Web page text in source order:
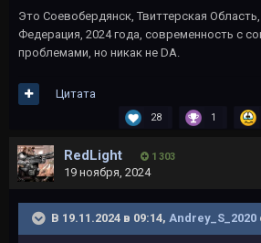
Это Соевобердянск, Твиттерская
Федерация, 2024 года, современность с
проблемами, но никак не DA.
28 1
Цитата
RedLight 1 303
19 ноября, 2024
В 19.11.2024 в 09:14, Andrey_S_2020